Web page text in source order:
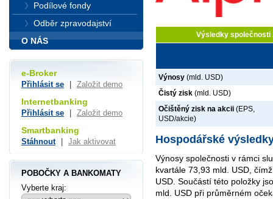
Výsledky společnosti
Výnosy (mld. USD)
Čistý zisk (mld. USD)
Očištěný zisk na akcii (EPS,
USD/akcie)
Hospodářské
Výnosy společnosti v rámci
kvartále 73,93 mld. USD,
USD. Součástí této položky
mld. USD při průměrném
Podílové fondy
Odběr zpravodajství
O NÁS
e-Broker
Přihlásit se Založit demo
Internetbanking
Přihlásit se Založit demo
Smartbanking
Stáhnout Jak aktivovat
POBOČKY A BANKOMATY
Vyberte kraj: